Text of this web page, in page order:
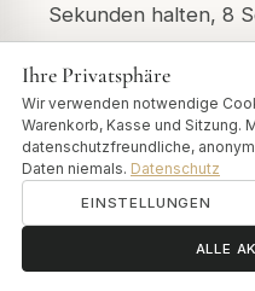
Sekunden halten, 8
Zyklen wiederholen
Sehr leichte Lektüre:
Poesie, spirituelle
Nichts Anregendes
Zusammenhängendes
Ihre Privatsphäre
Wir verwenden notwendige
Warenkorb, Kasse und Sitzung.
datenschutzfreundliche,
Daten niemals. Datenschutz
EINSTELLUNGEN
ALLE